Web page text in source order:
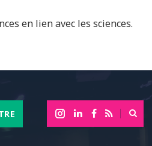
en lien avec les sciences.